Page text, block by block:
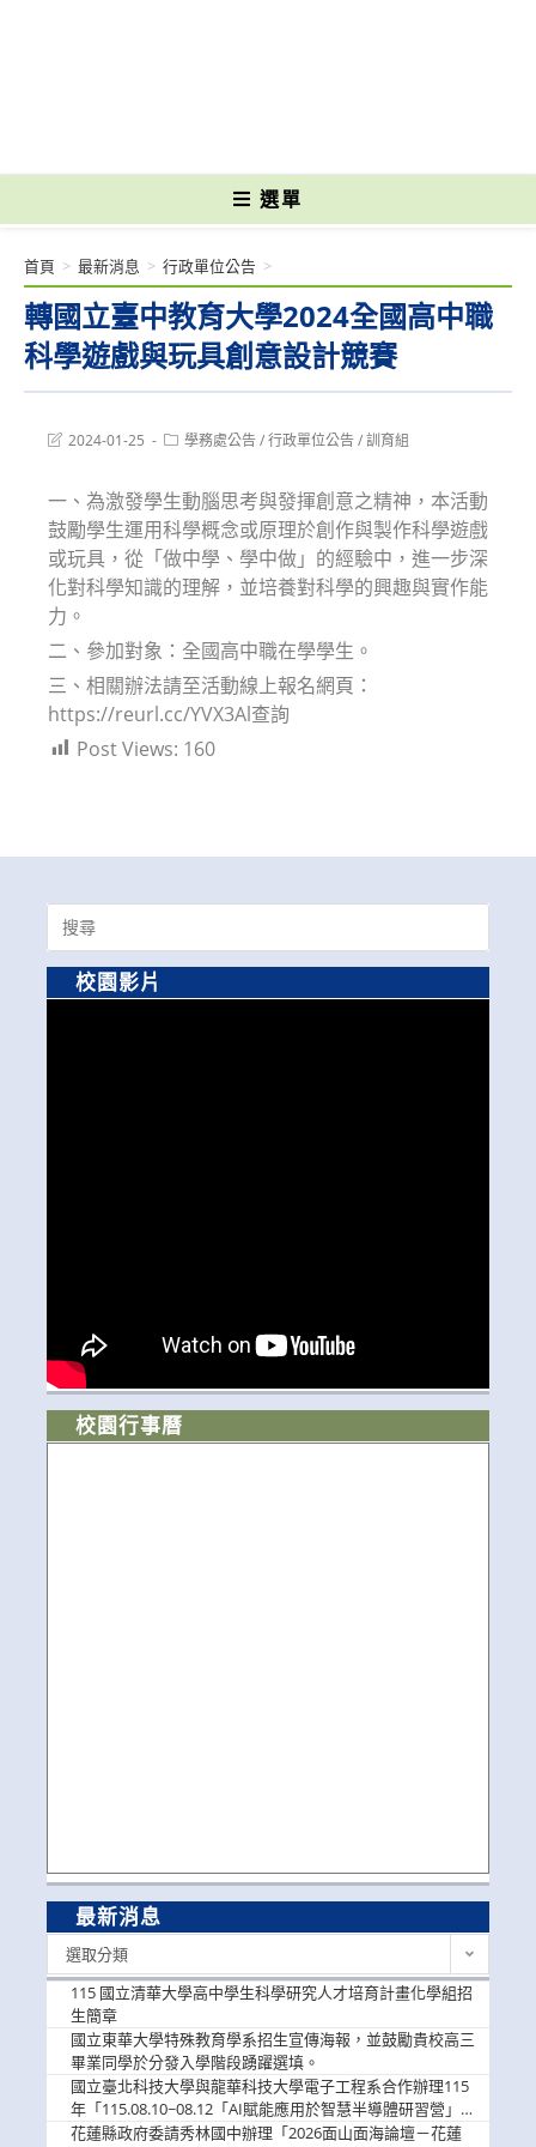
選單
轉國立臺中教育大學2024全國高中職
科學遊戲與玩具創意設計競賽
首頁 > 最新消息 > 行政單位公告 >
Post2024-01-25
Post學務處公告/行政單位公告/訓育組
一、為激發學生動腦思考與發揮創意之精神，本活動
鼓勵學生運用科學概念或原理於創作與製作科學遊戲
或玩具，從「做中學、學中做」的經驗中，進一步深
化對科學知識的理解，並培養對科學的興趣與實作能
力。
二、參加對象：全國高中職在學學生。
三、相關辦法請至活動線上報名網頁：
https://reurl.cc/YVX3Al查詢
Post Views: 160
Search
for:
校園影片
校園行事曆
最新消息
選取分類
115 國立清華大學高中學生科學研究人才培育計畫化學組招
生簡章
國立東華大學特殊教育學系招生宣傳海報，並鼓勵貴校高三
畢業同學於分發入學階段踴躍選填。
國立臺北科技大學與龍華科技大學電子工程系合作辦理115
年「115.08.10~08.12「AI賦能應用於智慧半導體研習營」，
歡迎學生踴躍報名參加
花蓮縣政府委請秀林國中辦理「2026面山面海論壇－花蓮